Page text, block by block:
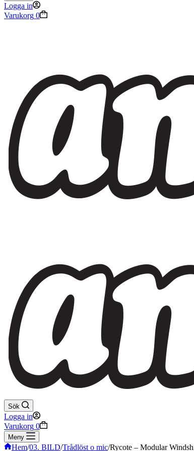
Logga in
Varukorg 0
Sök
Logga in
Varukorg 0
Meny
Hem/03. BILD/Trådlöst o mic/Rycote – Modular